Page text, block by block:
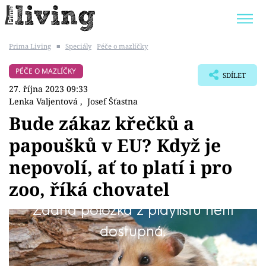
BYDLENÍ SLAVNÝCH
Témata
Bydlení
Zahrada
Design
Prima Living ■ Speciály Péče o mazlíčky
PÉČE O MAZLÍČKY
27. října 2023 09:33
Lenka Valjentová , Josef Šťastna
SDÍLET
Bude zákaz křečků a
papoušků v EU? Když je
nepovolí, ať to platí i pro
zoo, říká chovatel
Žádná položka z playlistu není
dostupná.
Chovatele drobných i exotických zvířat čekají
velké změny. EU nechala vypracovat studii a
do budoucna plánuje omezení počtu druhů,